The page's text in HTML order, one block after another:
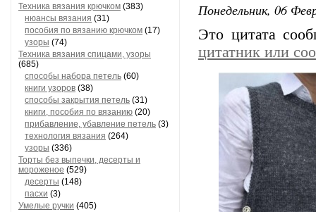
Техника вязания крючком (383)
нюансы вязания (31)
пособия по вязанию крючком (17)
узоры (74)
Техника вязания спицами, узоры
(685)
способы набора петель (60)
книги узоров (38)
способы закрытия петель (31)
книги, пособия по вязанию (20)
прибавление, убавление петель (3)
технология вязания (264)
узоры (336)
Торты без выпечки, десерты и
мороженое (529)
десерты (148)
пасхи (3)
Умелые ручки (405)
Понедельник, 06
Это цитата
цитатник или